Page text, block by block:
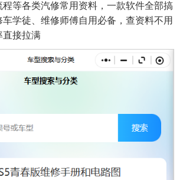
等各类汽修常用资料，一款软件全部搞
学徒、维修师傅自用必备，查资料不用
直接拉满